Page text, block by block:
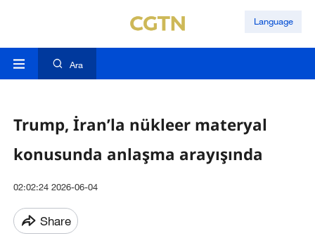
Language
Ara
Trump, İran’la nükleer materyal
konusunda anlaşma arayışında
02:02:24 2026-06-04
Share